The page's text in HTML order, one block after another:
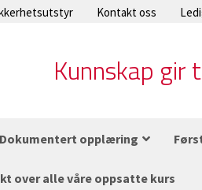
Kontakt oss
Kunnskap gir
Dokumentert opplæring
over alle våre oppsatte kurs